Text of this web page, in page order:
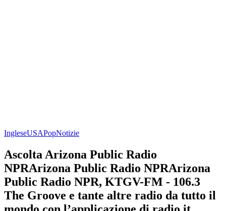
IngleseUSAPopNotizie
Ascolta Arizona Public Radio
NPRArizona Public Radio NPRArizona
Public Radio NPR, KTGV-FM - 106.3
The Groove e tante altre radio da tutto il